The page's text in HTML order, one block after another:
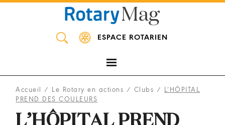
ESPACE ROTARIEN
Accueil / Le Rotary en actions / Clubs / L’HÔPITAL
PREND DES COULEURS
Panneau de gestion des cookies